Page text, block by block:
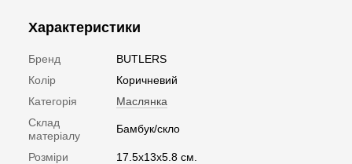
Характеристики
Бренд
BUTLERS
Колір
Коричневий
Категорія
Маслянка
Склад
матеріалу
Бамбук/скло
Розміри
17.5х13х5.8 см.